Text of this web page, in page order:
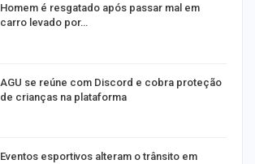
Homem é resgatado após passar mal em
carro levado por…
AGU se reúne com Discord e cobra proteção
de crianças na plataforma
Eventos esportivos alteram o trânsito em